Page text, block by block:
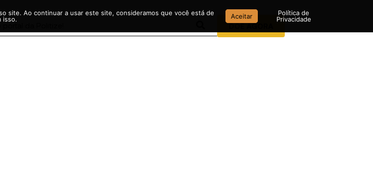
DOE AGORA
site. Ao continuar a usar este site, consideramos que você está de
isso.
Aceitar
Política de
Privacidade